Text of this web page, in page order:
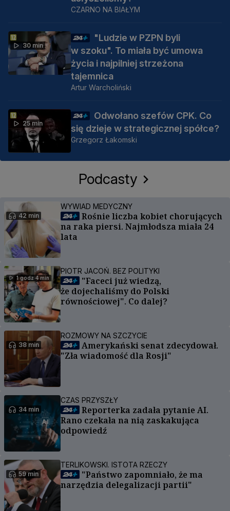
CZARNO NA BIAŁYM
30 min
"Ludzie w PZPN byli
w szoku". To miała być umowa
życia i najpilniej strzeżona
tajemnica
Artur Warcholiński
25 min
Odwołano szefów CPK. Co
się dzieje w strategicznej spółce?
Grzegorz Łakomski
Podcasty
42 min
WYWIAD MEDYCZNY
Rośnie liczba kobiet chorujących
na raka piersi. Najmłodsza miała 24
lata
1 godz 4 min
PIOTR JACOŃ. BEZ POLITYKI
"Faceci już wiedzą,
że dojechaliśmy do Polski
równościowej". Co dalej?
38 min
ROZMOWY NA SZCZYCIE
Amerykański senat zdecydował.
"Zła wiadomość dla Rosji"
34 min
CZAS PRZYSZŁY
Reporterka zadała pytanie AI.
Rano czekała na nią zaskakująca
odpowiedź
59 min
TERLIKOWSKI. ISTOTA RZECZY
"Państwo zapomniało, że ma
narzędzia delegalizacji partii"